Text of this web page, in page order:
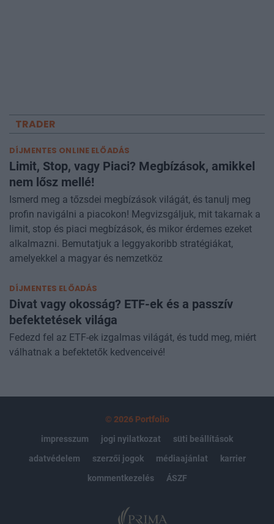
TRADER
DÍJMENTES ONLINE ELŐADÁS
Limit, Stop, vagy Piaci? Megbízások, amikkel
nem lősz mellé!
Ismerd meg a tőzsdei megbízások világát, és tanulj meg
profin navigálni a piacokon! Megvizsgáljuk, mit takarnak a
limit, stop és piaci megbízások, és mikor érdemes ezeket
alkalmazni. Bemutatjuk a leggyakoribb stratégiákat,
amelyekkel a magyar és nemzetköz
DÍJMENTES ELŐADÁS
Divat vagy okosság? ETF-ek és a passzív
befektetések világa
Fedezd fel az ETF-ek izgalmas világát, és tudd meg, miért
válhatnak a befektetők kedvenceivé!
© 2026 Portfolio
impresszum
jogi nyilatkozat
süti beállítások
adatvédelem
szerzői jogok médiaajánlat
karrier
kommentkezelés
ÁSZF